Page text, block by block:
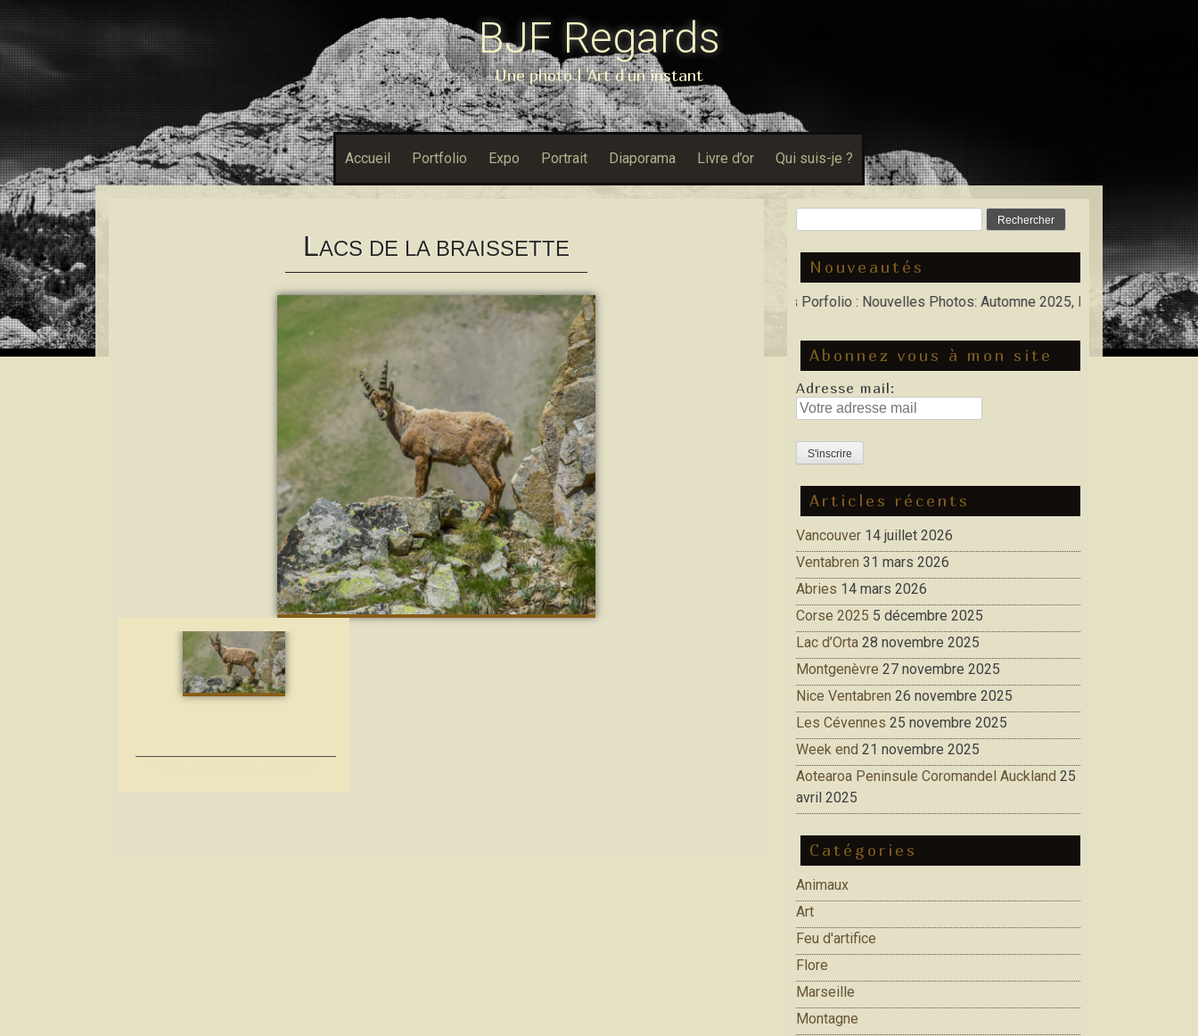
BJF Regards
Une photo l 'Art d'un instant
Accueil Portfolio Expo Portrait Diaporama Livre d’or Qui suis-je ?
LACS DE LA BRAISSETTE
Nouveautés
Dans Porfolio : Nouvelles Photos: Automne 2025, Hiver 2026
Abonnez vous à mon site
Adresse mail:
Articles récents
Vancouver 14 juillet 2026
Ventabren 31 mars 2026
Abries 14 mars 2026
Corse 2025 5 décembre 2025
Lac d’Orta 28 novembre 2025
Montgenèvre 27 novembre 2025
Nice Ventabren 26 novembre 2025
Les Cévennes 25 novembre 2025
Week end 21 novembre 2025
Aotearoa Peninsule Coromandel Auckland 25
avril 2025
Catégories
Animaux
Art
Feu d'artifice
Flore
Marseille
Montagne